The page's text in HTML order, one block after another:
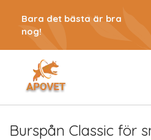
Bara det bästa är bra
nog!
Burspån Classic för